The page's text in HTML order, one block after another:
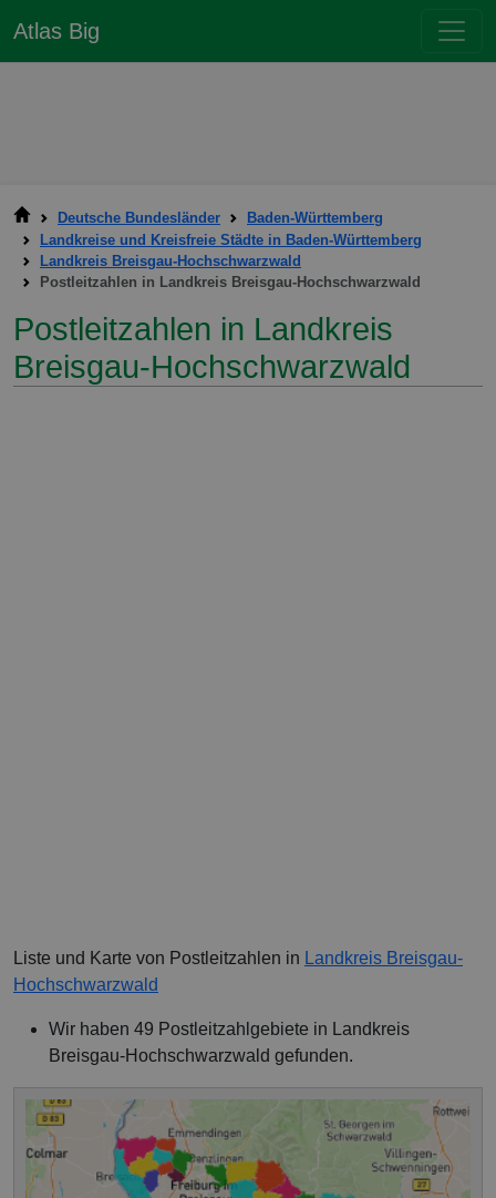
Atlas Big
Deutsche Bundesländer
Baden-Württemberg
Landkreise und Kreisfreie Städte in Baden-Württemberg
Landkreis Breisgau-Hochschwarzwald
Postleitzahlen in Landkreis Breisgau-Hochschwarzwald
Postleitzahlen in Landkreis
Breisgau-Hochschwarzwald
Liste und Karte von Postleitzahlen in Landkreis Breisgau-
Hochschwarzwald
Wir haben 49 Postleitzahlgebiete in Landkreis
Breisgau-Hochschwarzwald gefunden.